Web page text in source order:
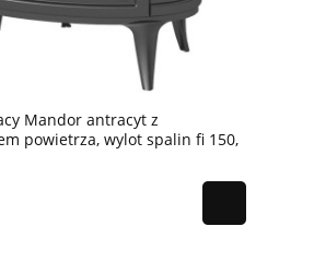
Mandor antracyt z
powietrza, wylot spalin fi 150,